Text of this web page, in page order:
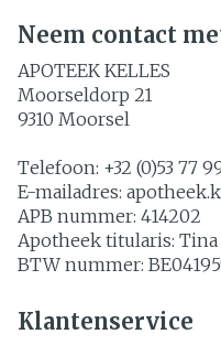
Neem contact
APOTEEK KELLES
Moorseldorp 21
9310 Moorsel
Telefoon: +32 (0)53 77
E-mailadres:
APB nummer: 414202
Apotheek titularis:
BTW nummer:
Klantenservice